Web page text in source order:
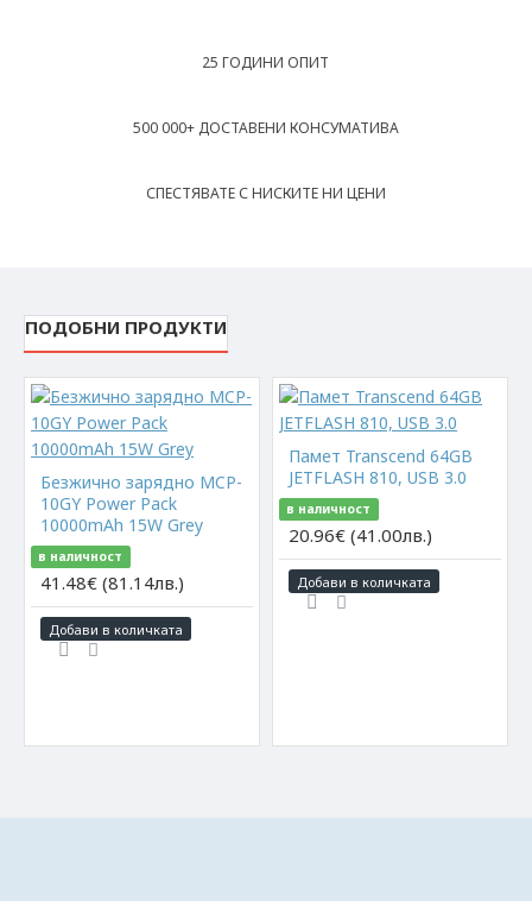
25 ГОДИНИ ОПИТ
500 000+ ДОСТАВЕНИ КОНСУМАТИВА
СПЕСТЯВАТЕ С НИСКИТЕ НИ ЦЕНИ
ПОДОБНИ ПРОДУКТИ
Безжично зарядно MCP-
10GY Power Pack
10000mAh 15W Grey
в наличност
41.48€ (81.14лв.)
Добави в количката
Памет Transcend 64GB
JETFLASH 810, USB 3.0
в наличност
20.96€ (41.00лв.)
Добави в количката